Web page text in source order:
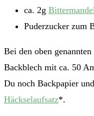
ca. 2g
Puderzucker zum
Bei den oben
Backblech mit ca. 50
Du noch Backpapier
Häckselaufsatz*.